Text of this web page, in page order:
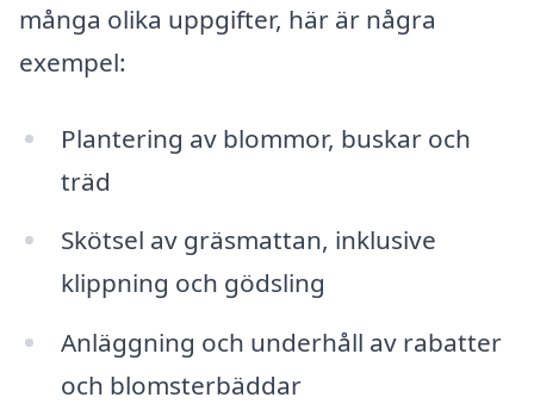
många olika uppgifter, här är några
exempel:
Plantering av blommor, buskar och
träd
Skötsel av gräsmattan, inklusive
klippning och gödsling
Anläggning och underhåll av rabatter
och blomsterbäddar